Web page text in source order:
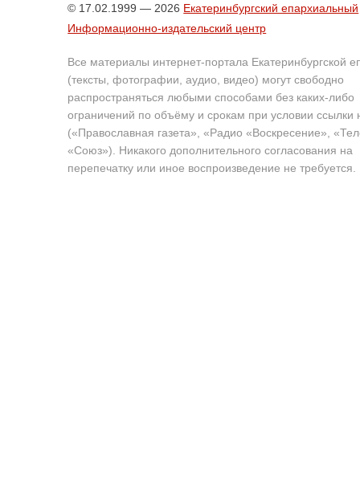
© 17.02.1999 — 2026 Екатеринбургский епархиальный
Информационно-издательский центр
Все материалы интернет-портала Екатеринбургской
(тексты, фотографии, аудио, видео) могут свободно
распространяться любыми способами без каких-либо
ограничений по объёму и срокам при условии ссылки
(«Православная газета», «Радио «Воскресение»,
«Союз»). Никакого дополнительного согласования на
перепечатку или иное воспроизведение не требуется.